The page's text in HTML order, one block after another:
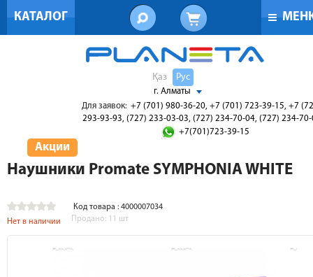
КАТАЛОГ
Қаз Рус
г. Алматы
Для заявок: +7 (701) 980-36-20, +7 (701) 723-39-15, +7
293-93-93, (727) 233-03-03, (727) 234-70-04, (727) 234-
+7(701)723-39-15
Акции
Наушники Promate SYMPHONIA WHITE
Код товара : 4000007034
Нет в наличии
Продано: 11 шт